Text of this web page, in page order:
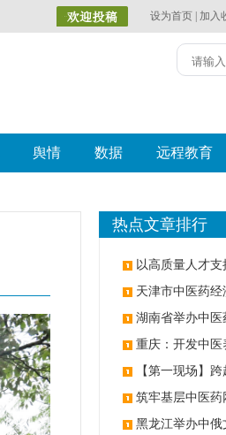
设为首页 加入
舆情 数据 远程教育
热点文章排行
以高质量人才
天津市中医药
湖南省举办中
重庆：开发中
【第一现场】
筑牢基层中医
黑龙江举办中